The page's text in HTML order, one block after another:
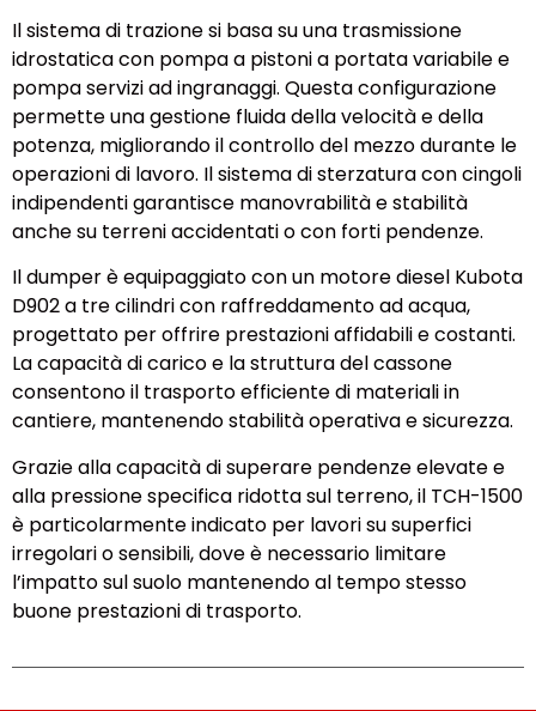
Il sistema di trazione si basa su una trasmissione
idrostatica con pompa a pistoni a portata variabile e
pompa servizi ad ingranaggi. Questa configurazione
permette una gestione fluida della velocità e della
potenza, migliorando il controllo del mezzo durante le
operazioni di lavoro. Il sistema di sterzatura con cingoli
indipendenti garantisce manovrabilità e stabilità
anche su terreni accidentati o con forti pendenze.
Il dumper è equipaggiato con un motore diesel Kubota
D902 a tre cilindri con raffreddamento ad acqua,
progettato per offrire prestazioni affidabili e costanti.
La capacità di carico e la struttura del cassone
consentono il trasporto efficiente di materiali in
cantiere, mantenendo stabilità operativa e sicurezza.
Grazie alla capacità di superare pendenze elevate e
alla pressione specifica ridotta sul terreno, il TCH-1500
è particolarmente indicato per lavori su superfici
irregolari o sensibili, dove è necessario limitare
l’impatto sul suolo mantenendo al tempo stesso
buone prestazioni di trasporto.